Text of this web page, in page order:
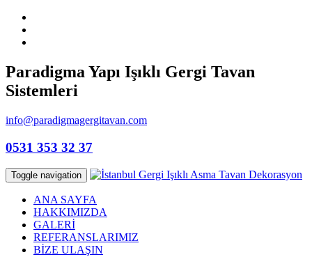
Paradigma Yapı Işıklı Gergi Tavan
Sistemleri
info@paradigmagergitavan.com
0531 353 32 37
Toggle navigation
ANA SAYFA
HAKKIMIZDA
GALERİ
REFERANSLARIMIZ
BİZE ULAŞIN